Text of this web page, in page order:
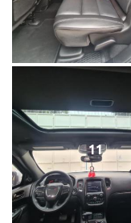
11